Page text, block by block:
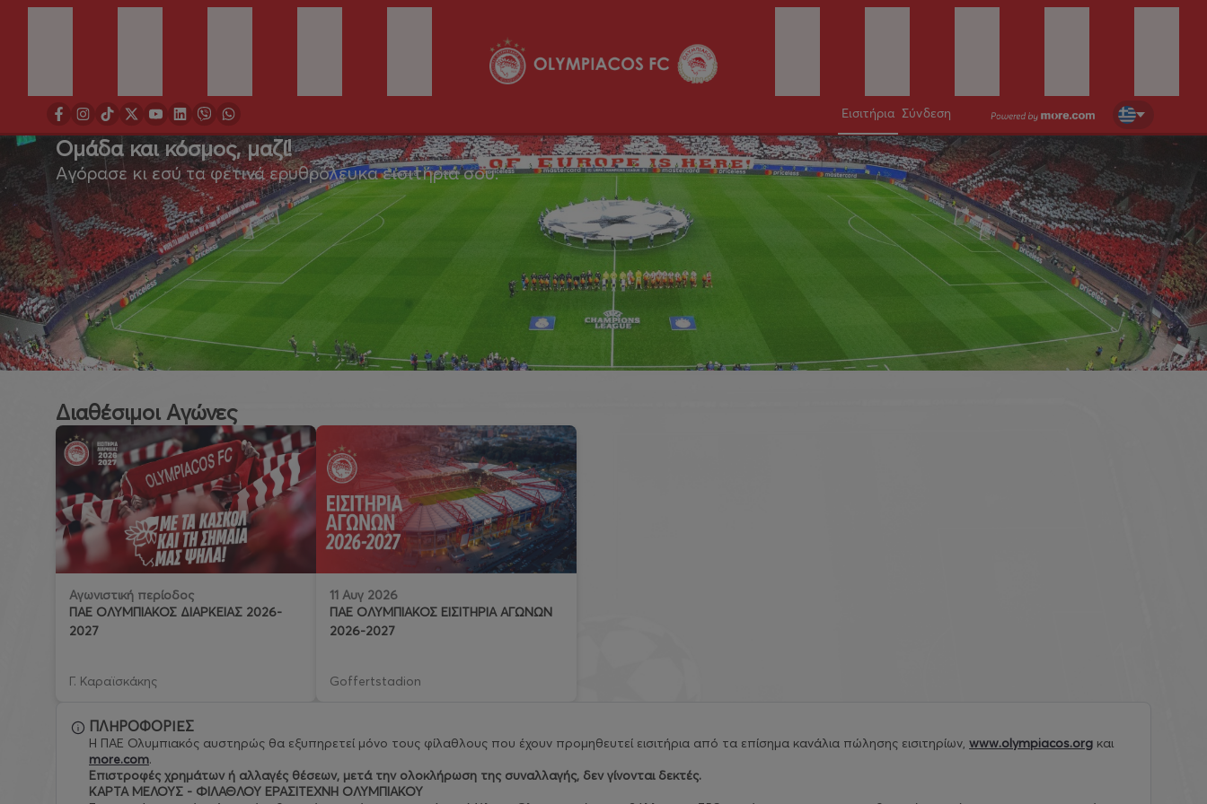
Εισιτήρια Σύνδεση
Ομάδα και κόσμος, μαζί!
Αγόρασε κι εσύ τα φετινά ερυθρόλευκα εισιτήριά σου.
Διαθέσιμοι Αγώνες
Αγωνιστική περίοδος
ΠΑΕ ΟΛΥΜΠΙΑΚΟΣ ΔΙΑΡΚΕΙΑΣ 2026-
2027
Γ. Καραϊσκάκης
11 Αυγ 2026
ΠΑΕ ΟΛΥΜΠΙΑΚΟΣ ΕΙΣΙΤΗΡΙΑ ΑΓΩΝΩΝ
2026-2027
Goffertstadion
ΠΛΗΡΟΦΟΡΙΕΣ
Η ΠΑΕ Ολυμπιακός αυστηρώς θα εξυπηρετεί μόνο τους φίλαθλους που έχουν προμηθευτεί εισιτήρια από τα επίσημα κανάλια πώλησης εισιτηρίων, www.olympiacos.org και
more.com.
Eπιστροφές χρημάτων ή αλλαγές θέσεων, μετά την ολοκλήρωση της συναλλαγής, δεν γίνονται δεκτές.
ΚΑΡΤΑ ΜΕΛΟΥΣ - ΦΙΛΑΘΛΟΥ ΕΡΑΣΙΤΕΧΝΗ ΟΛΥΜΠΙΑΚΟΥ